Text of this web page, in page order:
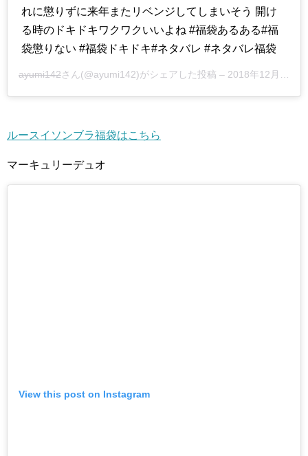
れに懲りずに来年またリベンジしてしまいそう 開け
る時のドキドキワクワクいいよね #福袋あるある#福
袋懲りない #福袋ドキドキ#ネタバレ #ネタバレ福袋
ayumi142さん(@ayumi142)がシェアした投稿 – 2018年12月月30日午後4時38分PST
ルースイソンブラ福袋はこちら
マーキュリーデュオ
View this post on Instagram